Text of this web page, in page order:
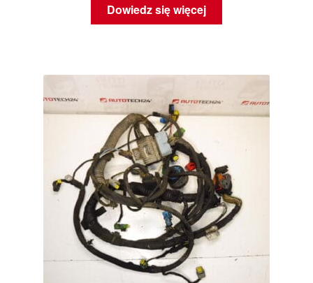
Dowiedz się więcej